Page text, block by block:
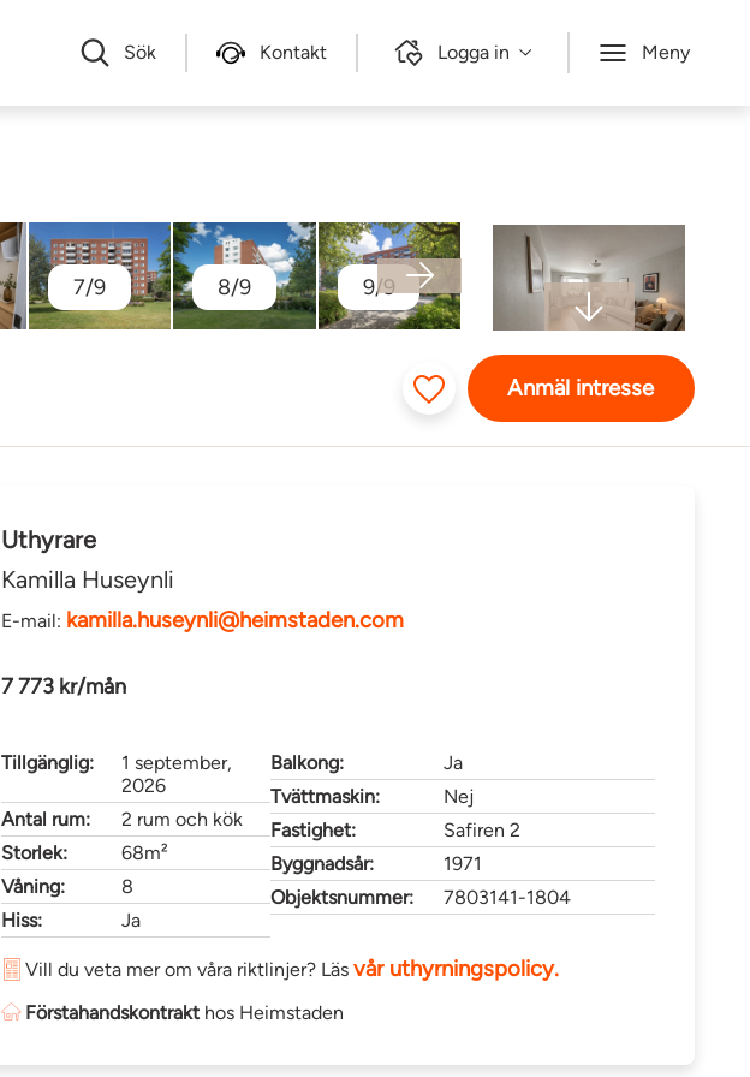
Sök Kontakt Logga in Meny
7/9 8/9 9/9
Anmäl intresse
Uthyrare
Kamilla Huseynli
E-mail: kamilla.huseynli@heimstaden.com
7 773 kr/mån
Tillgänglig:
1 september,
2026
Antal rum:
2 rum och kök
Storlek:
68m²
Våning:
8
Hiss:
Ja
Balkong:
Ja
Tvättmaskin:
Nej
Fastighet:
Safiren 2
Byggnadsår:
1971
Objektsnummer:
7803141-1804
Vill du veta mer om våra riktlinjer? Läs vår uthyrningspolicy.
Förstahandskontrakthos Heimstaden